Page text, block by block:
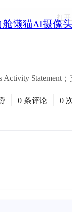
舱懒猫AI摄像头
打开
Activity Statement
0 条评论 0